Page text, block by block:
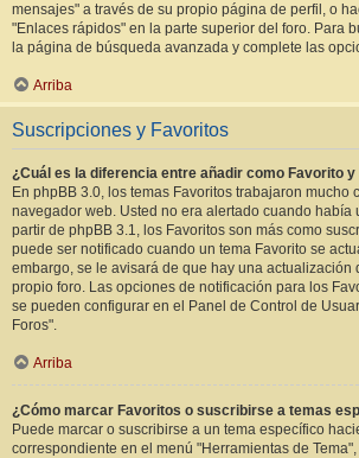
mensajes" a través de su propio página de perfil, o
"Enlaces rápidos" en la parte superior del foro. Para
la página de búsqueda avanzada y complete las
Arriba
Suscripciones y Favoritos
¿Cuál es la diferencia entre añadir como Favorito
En phpBB 3.0, los temas Favoritos trabajaron mucho
navegador web. Usted no era alertado cuando había
partir de phpBB 3.1, los Favoritos son más como
puede ser notificado cuando un tema Favorito se
embargo, se le avisará de que hay una actualización
propio foro. Las opciones de notificación para los
se pueden configurar en el Panel de Control de
Foros".
Arriba
¿Cómo marcar Favoritos o suscribirse a temas
Puede marcar o suscribirse a un tema específico
correspondiente en el menú "Herramientas de